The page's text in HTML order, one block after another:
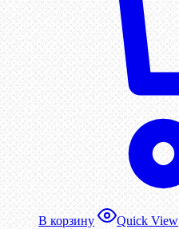
В корзину Quick View